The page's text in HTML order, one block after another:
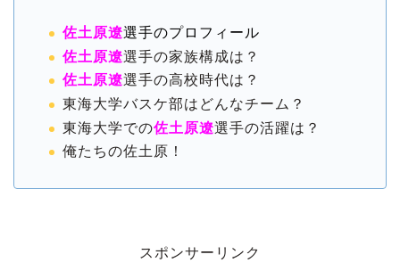
佐土原遼選手のプロフィール
佐土原遼選手の家族構成は？
佐土原遼選手の高校時代は？
東海大学バスケ部はどんなチーム？
東海大学での佐土原遼選手の活躍は？
俺たちの佐土原！
スポンサーリンク